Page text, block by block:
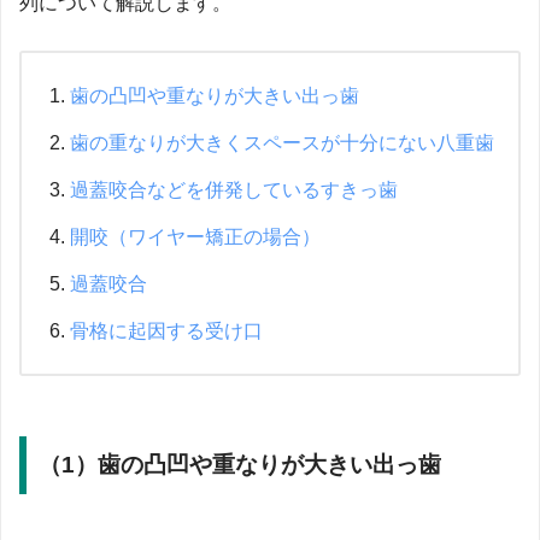
歯の凸凹や重なりが大きい出っ歯
歯の重なりが大きくスペースが十分にない八重歯
過蓋咬合などを併発しているすきっ歯
開咬 （ワイヤー矯正の場合）
過蓋咬合
骨格に起因する受け口
（1）歯の凸凹や重なりが大きい出っ歯